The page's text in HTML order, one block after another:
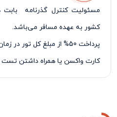
مسئولیت کنترل گذرنامه
کشور به عهده مسافر می‌باشد.
پرداخت 50% از مبلغ کل تور در زمان ثبت نام الزامی می‌باشد.
کارت واکسن یا همراه داشتن تست